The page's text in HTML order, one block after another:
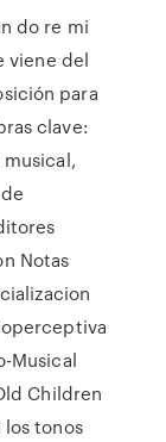
do re mi
viene del
para
clave:
Notas
Musical
Children
tonos